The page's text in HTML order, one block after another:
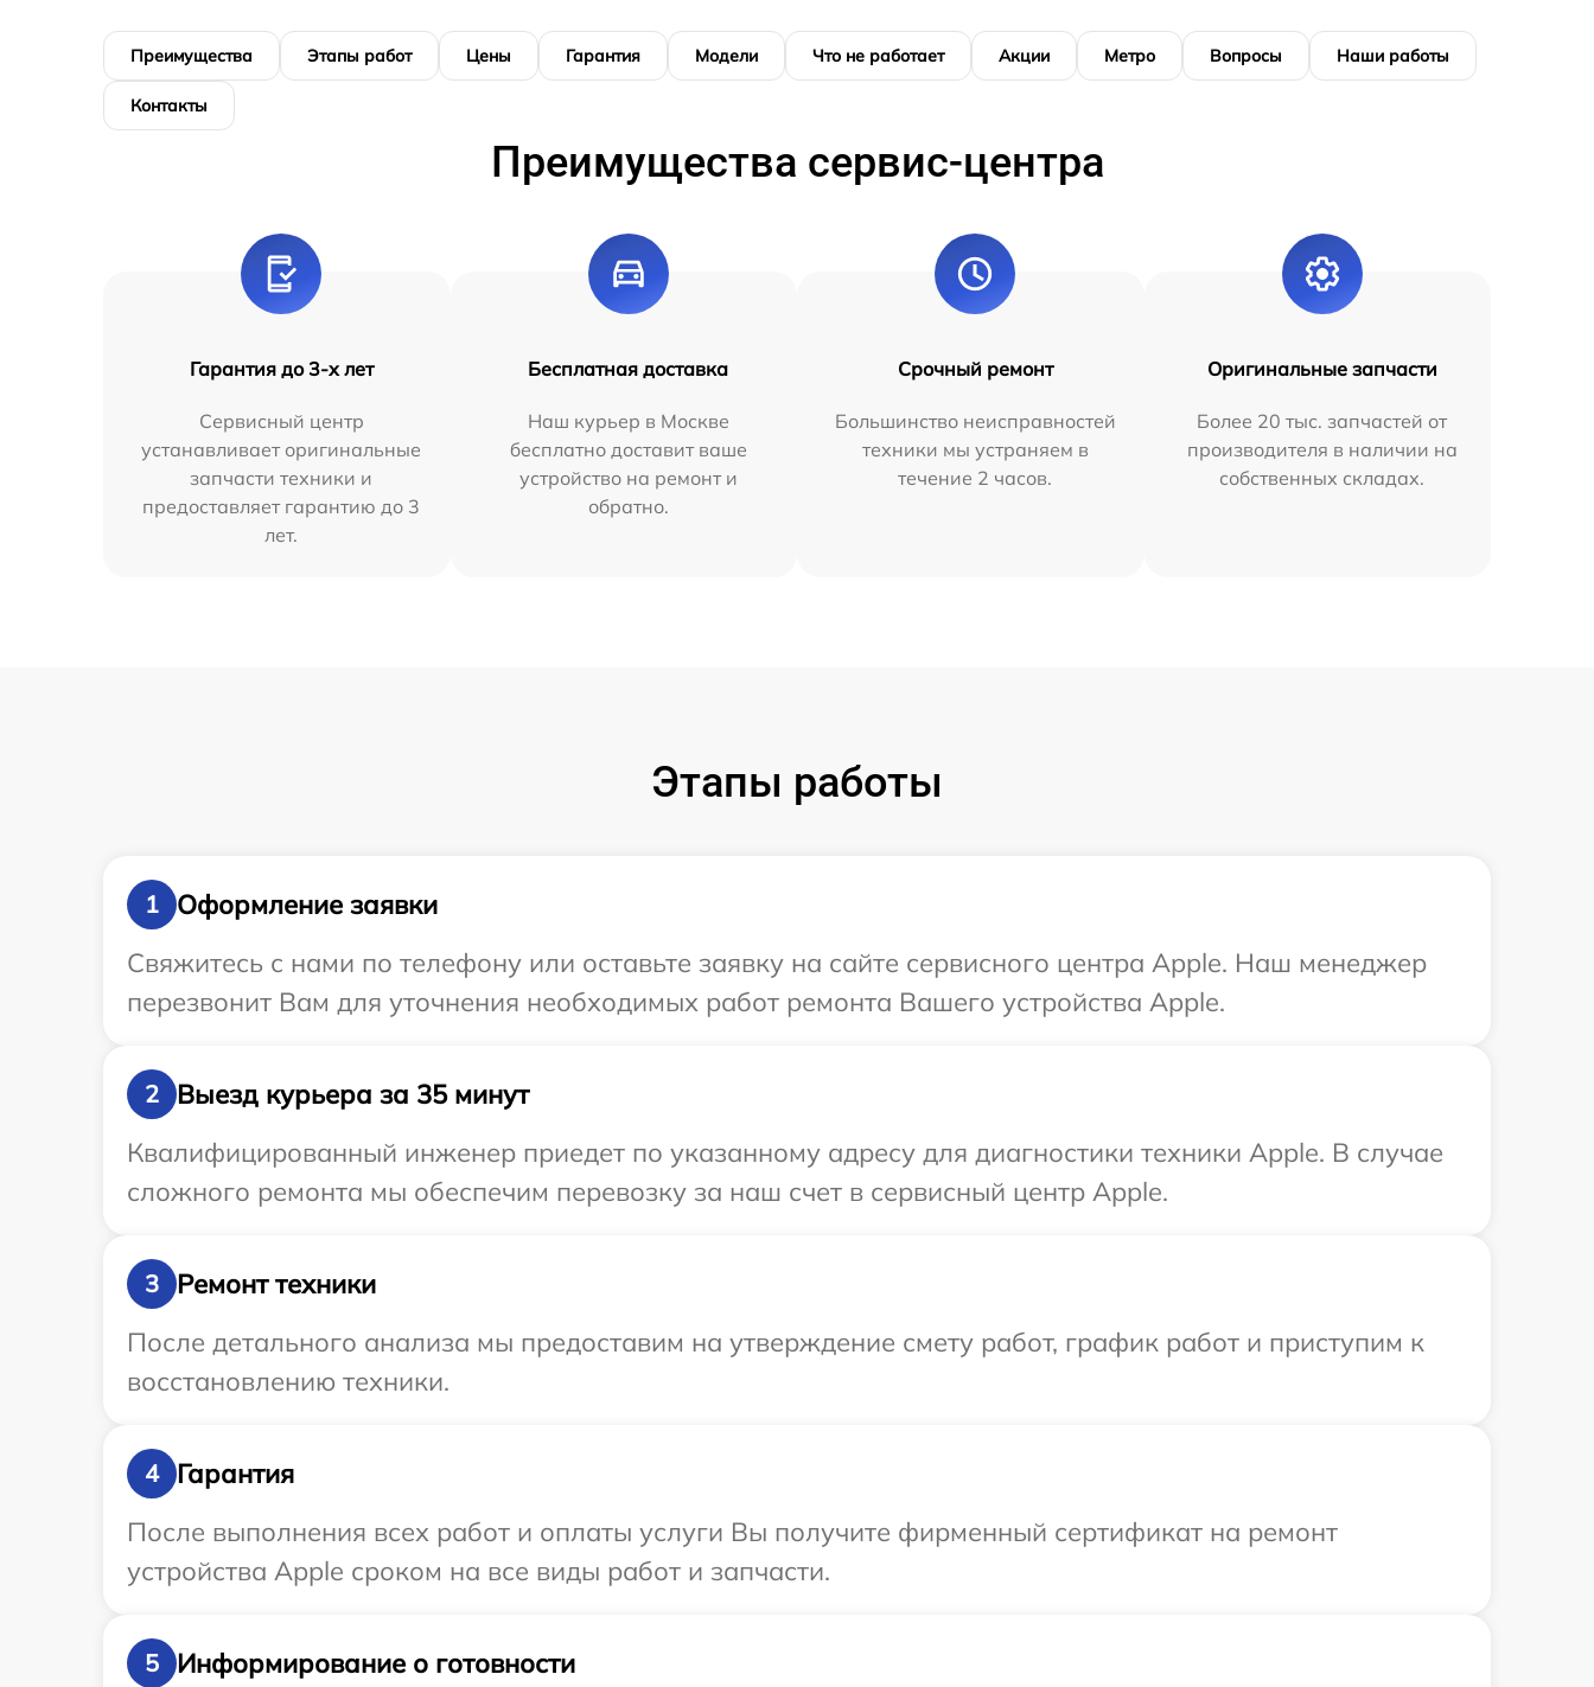
Преимущества Этапы работ Цены Гарантия Модели Что не работает Акции Метро Вопросы Наши работы
Контакты
Преимущества сервис-центра
Гарантия до 3-х лет
Сервисный центр
устанавливает оригинальные
запчасти техники и
предоставляет гарантию до 3
лет.
Бесплатная доставка
Наш курьер в Москве
бесплатно доставит ваше
устройство на ремонт и
обратно.
Срочный ремонт
Большинство неисправностей
техники мы устраняем в
течение 2 часов.
Оригинальные запчасти
Более 20 тыс. запчастей от
производителя в наличии на
собственных складах.
Этапы работы
1
Оформление заявки
Свяжитесь с нами по телефону или оставьте заявку на сайте сервисного центра Apple. Наш менеджер
перезвонит Вам для уточнения необходимых работ ремонта Вашего устройства Apple.
2
Выезд курьера за 35 минут
Квалифицированный инженер приедет по указанному адресу для диагностики техники Apple. В случае
сложного ремонта мы обеспечим перевозку за наш счет в сервисный центр Apple.
3
Ремонт техники
После детального анализа мы предоставим на утверждение смету работ, график работ и приступим к
восстановлению техники.
4
Гарантия
После выполнения всех работ и оплаты услуги Вы получите фирменный сертификат на ремонт
устройства Apple сроком на все виды работ и запчасти.
5
Информирование о готовности